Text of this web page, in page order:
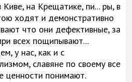
Киве, на Крещатике, пи... ры, в
ходят и демонстративно
что они дефективные, за
всех пощипывают...
у нас, как и с
славяне по своему все
ценности понимают.